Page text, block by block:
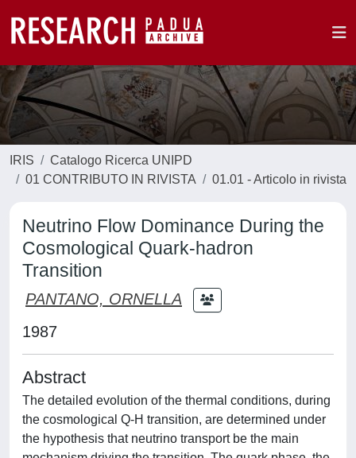
IRIS
Catalogo Ricerca UNIPD
01 CONTRIBUTO IN RIVISTA
01.01 - Articolo in rivista
Neutrino Flow Dominance During the
Cosmological Quark-hadron
Transition
PANTANO, ORNELLA
1987
Abstract
The detailed evolution of the thermal conditions, during
the cosmological Q-H transition, are determined under
the hypothesis that neutrino transport be the main